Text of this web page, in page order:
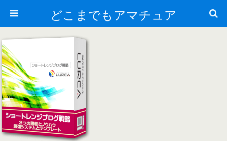
どこまでもアマチュア